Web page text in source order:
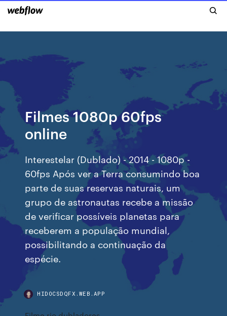
Filmes 1080p 60fps
online
Interestelar (Dublado) - 2014 - 1080p -
60fps Após ver a Terra consumindo boa
parte de suas reservas naturais, um
grupo de astronautas recebe a missão
de verificar possíveis planetas para
receberem a população mundial,
possibilitando a continuação da
espécie.
HIDOCSDQFX.WEB.APP